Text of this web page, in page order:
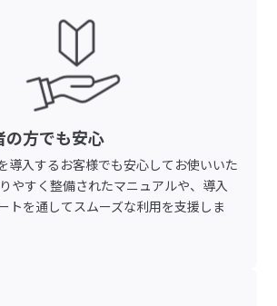
方でも安心
導入するお客様でも安心してお使いいた
やすく整備されたマニュアルや、導入
トを通してスムーズな利用を支援しま